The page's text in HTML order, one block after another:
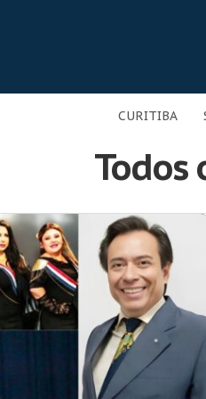
CURITIBA
Todos